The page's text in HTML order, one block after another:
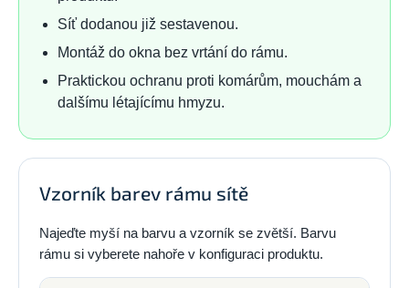
Síť dodanou již sestavenou.
Montáž do okna bez vrtání do rámu.
Praktickou ochranu proti komárům, mouchám a
dalšímu létajícímu hmyzu.
Vzorník barev rámu sítě
Najeďte myší na barvu a vzorník se zvětší. Barvu
rámu si vyberete nahoře v konfiguraci produktu.